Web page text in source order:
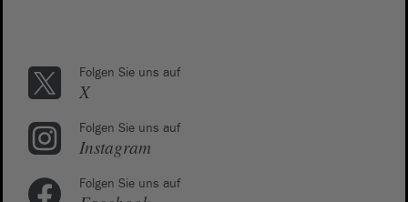
Folgen Sie uns auf
X
Folgen Sie uns auf
Instagram
Folgen Sie uns auf